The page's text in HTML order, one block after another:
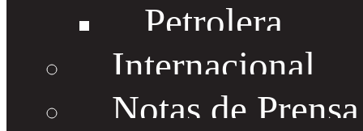
Petrolera
Internacional
Notas de